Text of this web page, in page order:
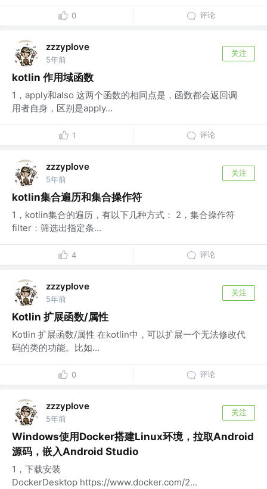
0 评论
zzzyplove
5年前
关注
kotlin 作用域函数
1，apply和also 这两个函数的相同点是，函数都会返回调
用者自身，区别是apply...
1 评论
zzzyplove
5年前
关注
kotlin集合遍历和集合操作符
1，kotlin集合的遍历，有以下几种方式： 2，集合操作符
filter：筛选出指定条...
4 评论
zzzyplove
5年前
关注
Kotlin 扩展函数/属性
Kotlin 扩展函数/属性 在kotlin中，可以扩展一个无法修改代
码的类的功能。比如...
0 评论
zzzyplove
5年前
关注
Windows使用Docker搭建Linux环境，拉取Android
源码，嵌入Android Studio
1，下载安装
DockerDesktop https://www.docker.com/2...